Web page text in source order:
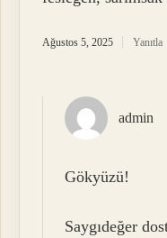
Ağustos 5, 2025 Yanıtla
admin
Gökyüzü!
Saygıdeğer